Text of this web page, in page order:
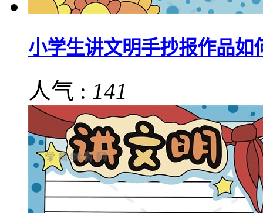
小学生讲文明手抄报作品如
人气 : 141